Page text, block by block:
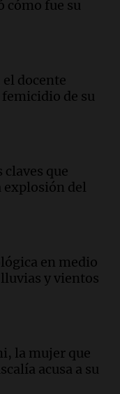
tierras
simular robo
y la
sobre el
cómo fue su
el docente
de su
claves que
explosión del
en medio
y vientos
la mujer que
acusa a su